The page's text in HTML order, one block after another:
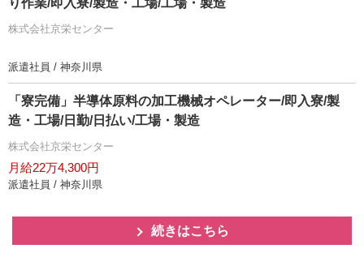
り作業/即入寮/製造・工場/工場・製造
株式会社京栄センター
派遣社員 / 神奈川県
「寮完備」半導体原料の加工機械オペレーター/即入寮/製
造・工場/日勤/日払い/工場・製造
株式会社京栄センター
月給22万4,300円
派遣社員 / 神奈川県
続きはこちら